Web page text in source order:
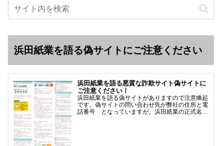
浜田紙業を語る偽サイトにご注意ください
浜田紙業を語る悪質な詐欺サイト偽サイトに
ご注意ください！
浜田紙業を語る偽サイトがありますので注意喚起
です。偽サイトの問い合わせ先が弊社の住所と電
話番号 となっていますが、浜田紙業の正式名称